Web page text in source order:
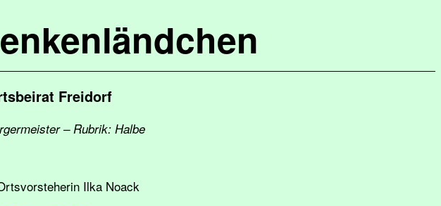
Freidorf
– Rubrik: Halbe
Ilka Noack